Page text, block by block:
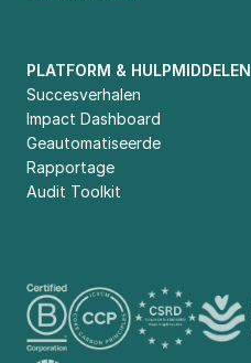
PLATFORM & HULPMIDDELEN
Succesverhalen
Impact Dashboard
Geautomatiseerde
Rapportage
Audit Toolkit